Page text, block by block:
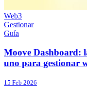
Web3
Gestionar
Guía
Moove Dashboard:
uno para gestionar
15 Feb 2026